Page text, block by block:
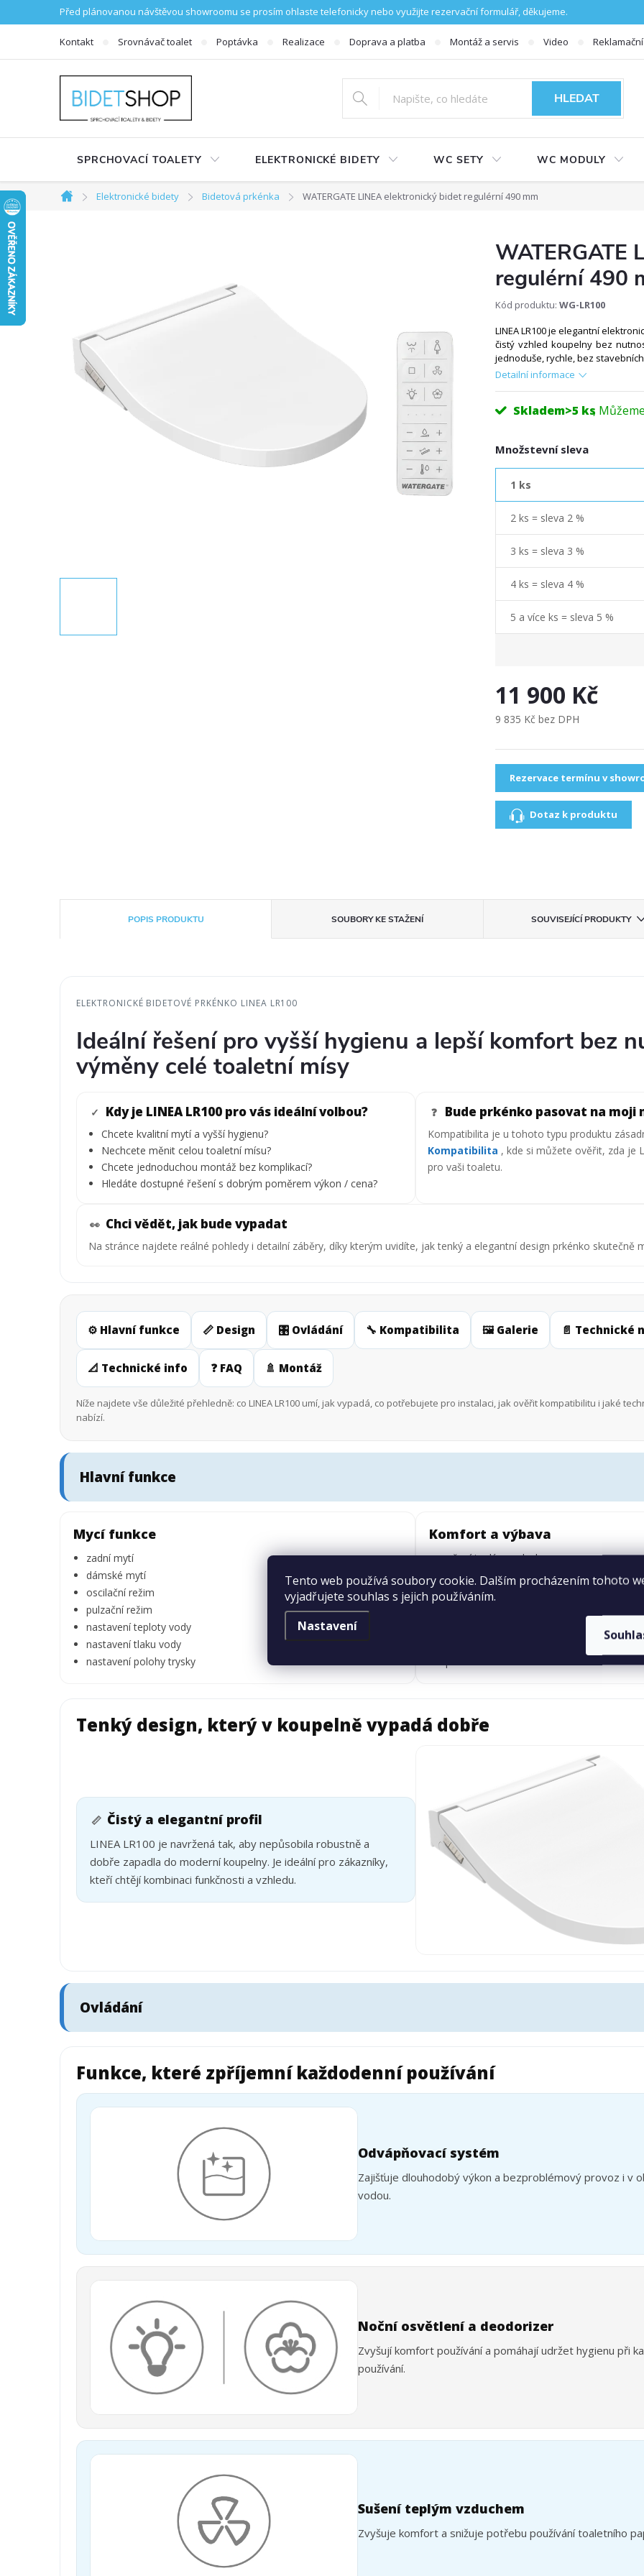
Tento web používá soubory cookie. Dalším procházením tohoto
vyjadřujete souhlas s jejich používáním.
Nastavení
Přejít na obsahPřed plánovanou návštěvou showroomu se prosím ohlaste telefonicky nebo využijte rezervační formulář, děkujeme.
Kontakt Srovnávač toalet Poptávka Realizace Doprava a platba Montáž a servis Video
HLEDAT
SPRCHOVACÍ TOALETY ELEKTRONICKÉ BIDETY WC SETY WC MODULY
Domů
Elektronické bidety Bidetová prkénka WATERGATE LINEA elektronický bidet regulérní 490 mm
WATERGATE
regulérní 490
Kód produktu: WG-LR100
LINEA LR100 je elegantní
čistý vzhled koupelny bez
jednoduše, rychle, bez
Detailní informace
Skladem>5 ks
Množstevní sleva
1 ks
2 ks = sleva 2 %
3 ks = sleva 3 %
4 ks = sleva 4 %
5 a více ks = sleva 5 %
11 900 Kč
9 835 Kč bez DPH
Rezervace termínu v
Dotaz k produktu
POPIS PRODUKTU SOUBORY KE STAŽENÍ SOUVISEJÍCÍ PRODUKTY
ELEKTRONICKÉ BIDETOVÉ PRKÉNKO LINEA LR100
Ideální řešení pro vyšší hygienu a lepší komfort bez
výměny celé toaletní mísy
✓ Kdy je LINEA LR100 pro vás ideální volbou?
Chcete kvalitní mytí a vyšší hygienu?
Nechcete měnit celou toaletní mísu?
Chcete jednoduchou montáž bez komplikací?
Hledáte dostupné řešení s dobrým poměrem výkon / cena?
❓ Bude prkénko pasovat na moji
Kompatibilita je u tohoto typu produktu
Kompatibilita , kde si můžete ověřit, zda je
pro vaši toaletu.
👀 Chci vědět, jak bude vypadat
Na stránce najdete reálné pohledy i detailní záběry, díky kterým uvidíte, jak tenký a elegantní design prkénko skutečně
⚙️ Hlavní funkce 📏 Design 🎛️ Ovládání 🔧 Kompatibilita 🖼️ Galerie 📄 Technické
📐 Technické info ❓ FAQ 🚿 Montáž
Níže najdete vše důležité přehledně: co LINEA LR100 umí, jak vypadá, co potřebujete pro instalaci, jak ověřit kompatibilitu i jaké
nabízí.
Hlavní funkce
Mycí funkce
zadní mytí
dámské mytí
oscilační režim
pulzační režim
nastavení teploty vody
nastavení tlaku vody
nastavení polohy trysky
Komfort a výbava
sušení teplým vzduchem
dálkové ovládání
boční ovládací tlačítka
Tenký design, který v koupelně vypadá dobře
📏 Čistý a elegantní profil
LINEA LR100 je navržená tak, aby nepůsobila robustně a
dobře zapadla do moderní koupelny. Je ideální pro zákazníky,
kteří chtějí kombinaci funkčnosti a vzhledu.
Ovládání
Funkce, které zpříjemní každodenní používání
Odvápňovací systém
Zajišťuje dlouhodobý výkon a bezproblémový provoz i v
vodou.
Noční osvětlení a deodorizer
Zvyšují komfort používání a pomáhají udržet hygienu při
používání.
Sušení teplým vzduchem
Zvyšuje komfort a snižuje potřebu používání toaletního